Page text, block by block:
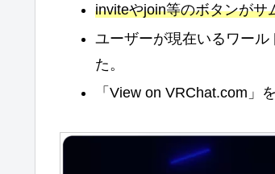
inviteやjoin等のボタンがサ
ユーザーが現在いるワー
た。
「View on VRChat.com」